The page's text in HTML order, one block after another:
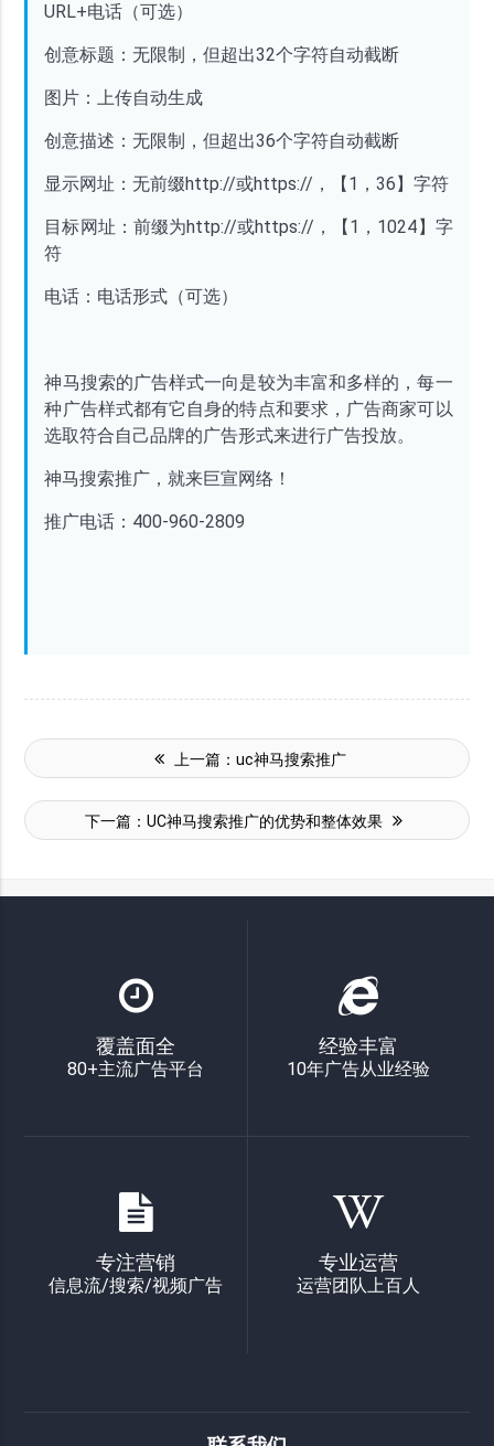
URL+电话（可选）
创意标题：无限制，但超出32个字符自动截断
图片：上传自动生成
创意描述：无限制，但超出36个字符自动截断
显示网址：无前缀http://或https://，【1，36】字符
目标网址：前缀为http://或https://，【1，1024】字
符
电话：电话形式（可选）
神马搜索的广告样式一向是较为丰富和多样的，每一
种广告样式都有它自身的特点和要求，广告商家可以
选取符合自己品牌的广告形式来进行广告投放。
神马搜索推广，就来巨宣网络！
推广电话：400-960-2809
上一篇： uc神马搜索推广
下一篇：UC神马搜索推广的优势和整体效果
覆盖面全
80+主流广告平台
经验丰富
10年广告从业经验
专注营销
信息流/搜索/视频广告
专业运营
运营团队上百人